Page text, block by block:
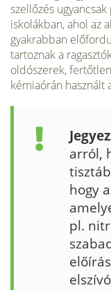
szellőzés
iskolákban, ahol az
gyakrabban
tartoznak a
oldószerek,
kémiaórán használt
arról,
hogy
pl.